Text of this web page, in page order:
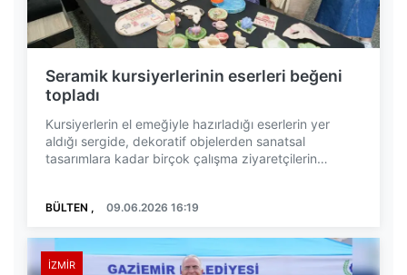
Seramik kursiyerlerinin eserleri beğeni
topladı
Kursiyerlerin el emeğiyle hazırladığı eserlerin yer
aldığı sergide, dekoratif objelerden sanatsal
tasarımlara kadar birçok çalışma ziyaretçilerin
BÜLTEN , 09.06.2026 16:19
İZMIR